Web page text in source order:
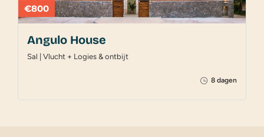
€800
Angulo House
Sal | Vlucht + Logies & ontbijt
8 dagen